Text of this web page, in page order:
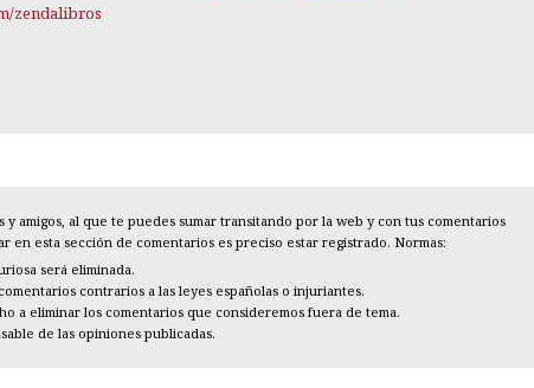
zendalibros
amigos, al que te puedes sumar transitando por la web y con tus comentarios
en esta sección de comentarios es preciso estar registrado. Normas:
será eliminada.
contrarios a las leyes españolas o injuriantes.
a eliminar los comentarios que consideremos fuera de tema.
de las opiniones publicadas.